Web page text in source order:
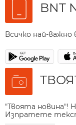
BNT
Всичко най-
"Твоята новина"!
Изпратете